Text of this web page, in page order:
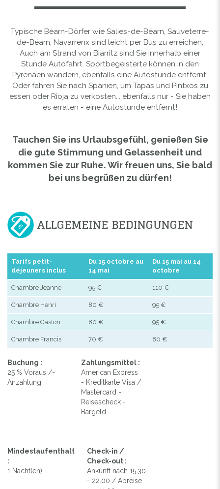
Typische Béarn-Dörfer wie Salies-de-Béarn, Sauveterre-
de-Béarn, Navarrenx sind leicht per Bus zu erreichen.
Auch am Strand von Biarritz sind Sie innerhalb einer
Stunde Autofahrt. Sportbegeisterte können in den
Pyrenäen wandern, ebenfalls eine Autostunde entfernt.
Oder fahren Sie nach Spanien, um Tapas und Pintxos zu
essen oder Rioja zu verkosten... ebenfalls nur - Sie haben
es erraten - eine Autostunde entfernt!
Tauchen Sie ins Urlaubsgefühl, genießen Sie
die gute Stimmung und Gelassenheit und
kommen Sie zur Ruhe. Wir freuen uns, Sie bald
bei uns begrüßen zu dürfen!
ALLGEMEINE BEDINGUNGEN
Tarifs petit-
déjeuners inclus
Du 15 octobre au
14 mai
Du 15 mai au 14
octobre
Chambre Jeanne 95 € 110 €
Chambre Henri 80 € 95 €
Chambre Gaston 80 € 95 €
Chambre Francis 70 € 80 €
Buchung :
25 % Voraus /-
Anzahlung .
Zahlungsmittel :
American Express
- Kreditkarte Visa /
Mastercard -
Reisescheck -
Bargeld -
Mindestaufenthalt
:
1 Nacht(en)
Check-in /
Check-out :
Ankunft nach 15.30
- 22.00 / Abreise